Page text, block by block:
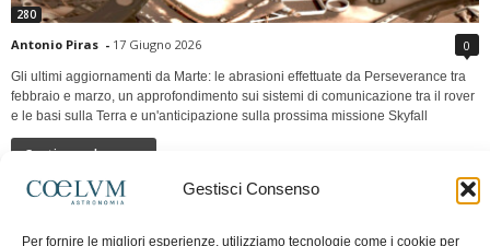
Gestisci Consenso
Per fornire le migliori esperienze, utilizziamo tecnologie come i cookie per
280
Antonio Piras - 17 Giugno 2026 0
Gli ultimi aggiornamenti da Marte: le abrasioni effettuate da Perseverance tra
febbraio e marzo, un approfondimento sui sistemi di comunicazione tra il rover
e le basi sulla Terra e un'anticipazione sulla prossima missione Skyfall
Continua a leggere